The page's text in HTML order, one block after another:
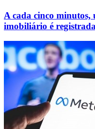
A cada cinco minutos,
imobiliário é